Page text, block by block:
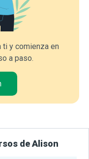
ti y comienza en
a paso.
de Alison